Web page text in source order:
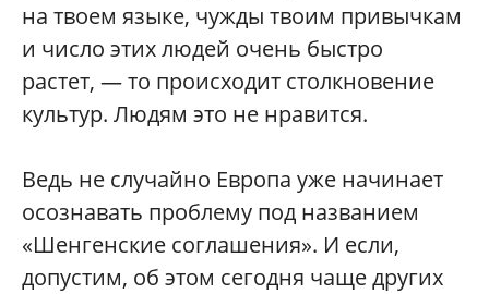
на твоем языке, чужды твоим привычкам
и число этих людей очень быстро
растет, — то происходит столкновение
культур. Людям это не нравится.
Ведь не случайно Европа уже начинает
осознавать проблему под названием
«Шенгенские соглашения». И если,
допустим, об этом сегодня чаще других